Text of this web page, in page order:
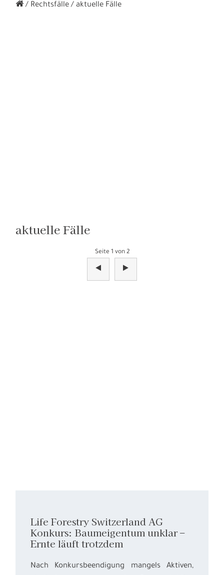
Rechtsfälle aktuelle Fälle
aktuelle Fälle
Seite 1 von 2
Life Forestry Switzerland AG
Konkurs: Baumeigentum unklar –
Ernte läuft trotzdem
Nach Konkursbeendigung mangels Aktiven,